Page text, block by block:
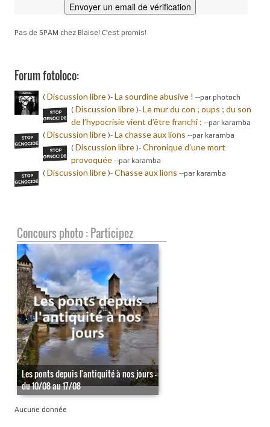
Pas de SPAM chez Blaise! C'est promis!
Forum fotoloco:
( Discussion libre )- La sourdine abusive ! --par photoch
( Discussion libre )- Le mur du con ; oups ; du son
de l’hypocrisie vient d’être franchi : --par karamba
( Discussion libre )- La chasse aux lions --par karamba
( Discussion libre )- Chronique d'une mort
provoquée --par karamba
( Discussion libre )- Chasse aux lions --par karamba
Concours photo : Participez
Les ponts depuis l'antiquité à nos jours -
du 10/08 au 17/08
Aucune donnée